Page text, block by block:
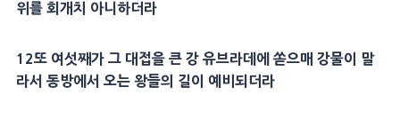
위 를 회개치 아니하더라
12또 여섯째가 그 대접을 큰 강 유브라데 에 쏟으매 강물이 말
라서 동방에서 오는 왕들의 길이 예비 되더라